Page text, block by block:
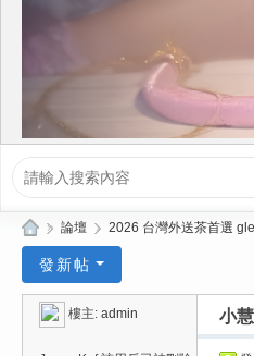
ee
» 論壇 › 2026 台灣外送茶首選
發新帖
樓主: admin 小